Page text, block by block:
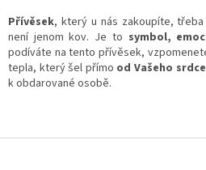
l
á
d
a
v
Přívěsek, který u nás zakoupíte,
není jenom kov. Je to symbol,
podíváte na tento přívěsek,
tepla, který šel přímo od Vašeho
k obdarované osobě.